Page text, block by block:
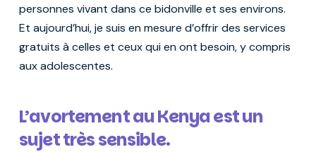
personnes vivant dans ce bidonville et ses environs.
Et aujourd’hui, je suis en mesure d’offrir des services
gratuits à celles et ceux qui en ont besoin, y compris
aux adolescentes.
L’avortement au Kenya est un
sujet très sensible.